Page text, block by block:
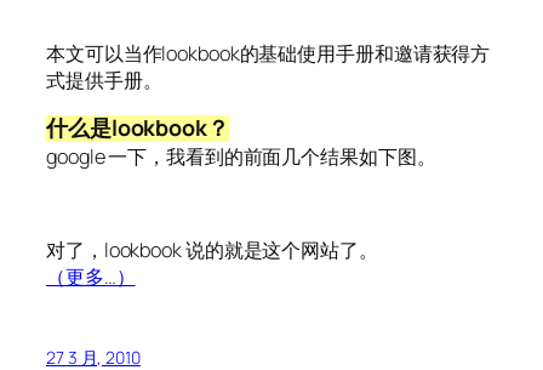
本文可以当作lookbook的基础使用手册和邀请获得方
式提供手册。
什么是lookbook？
google 一下，我看到的前面几个结果如下图。
对了，lookbook 说的就是这个网站了。
（更多…）
27 3 月, 2010